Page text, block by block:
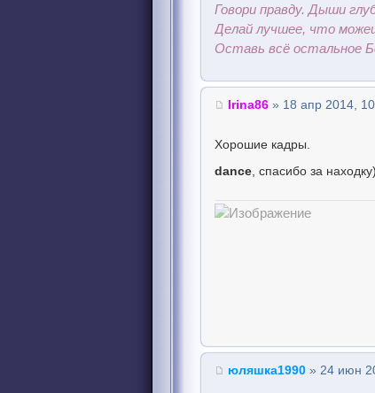
Говори правду. Дыши
Делай лучшее, что
Оставь всё остальное
Irina86 » 18 апр 2014,
Хорошие кадры.
dance , спасибо за
юляшка1990 » 24 июн